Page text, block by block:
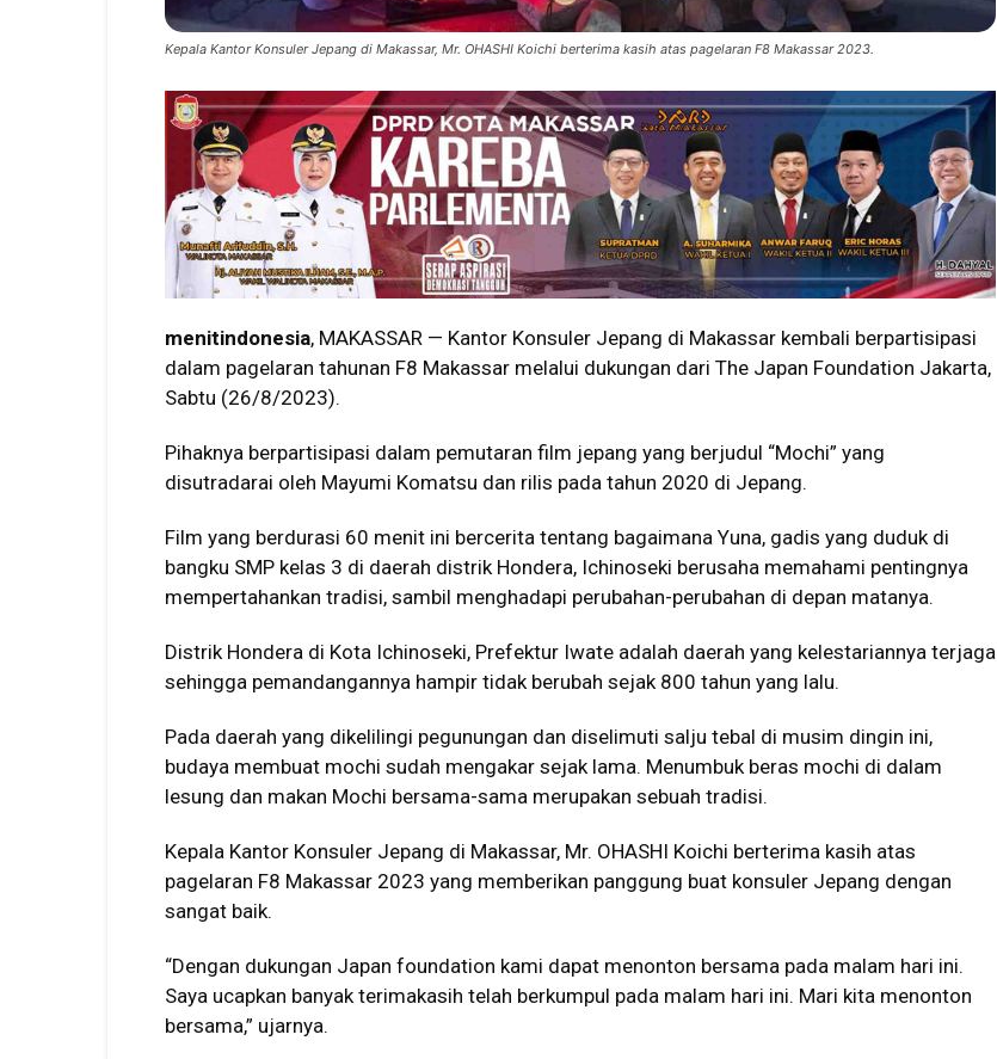
Kepala Kantor Konsuler Jepang di Makassar, Mr. OHASHI Koichi berterima kasih atas pagelaran F8 Makassar 2023.
menitindonesia, MAKASSAR — Kantor Konsuler Jepang di Makassar kembali berpartisipasi
dalam pagelaran tahunan F8 Makassar melalui dukungan dari The Japan Foundation Jakarta,
Sabtu (26/8/2023).
Pihaknya berpartisipasi dalam pemutaran film jepang yang berjudul “Mochi” yang
disutradarai oleh Mayumi Komatsu dan rilis pada tahun 2020 di Jepang.
Film yang berdurasi 60 menit ini bercerita tentang bagaimana Yuna, gadis yang duduk di
bangku SMP kelas 3 di daerah distrik Hondera, Ichinoseki berusaha memahami pentingnya
mempertahankan tradisi, sambil menghadapi perubahan-perubahan di depan matanya.
Distrik Hondera di Kota Ichinoseki, Prefektur Iwate adalah daerah yang kelestariannya terjaga
sehingga pemandangannya hampir tidak berubah sejak 800 tahun yang lalu.
Pada daerah yang dikelilingi pegunungan dan diselimuti salju tebal di musim dingin ini,
budaya membuat mochi sudah mengakar sejak lama. Menumbuk beras mochi di dalam
lesung dan makan Mochi bersama-sama merupakan sebuah tradisi.
Kepala Kantor Konsuler Jepang di Makassar, Mr. OHASHI Koichi berterima kasih atas
pagelaran F8 Makassar 2023 yang memberikan panggung buat konsuler Jepang dengan
sangat baik.
“Dengan dukungan Japan foundation kami dapat menonton bersama pada malam hari ini.
Saya ucapkan banyak terimakasih telah berkumpul pada malam hari ini. Mari kita menonton
bersama,” ujarnya.